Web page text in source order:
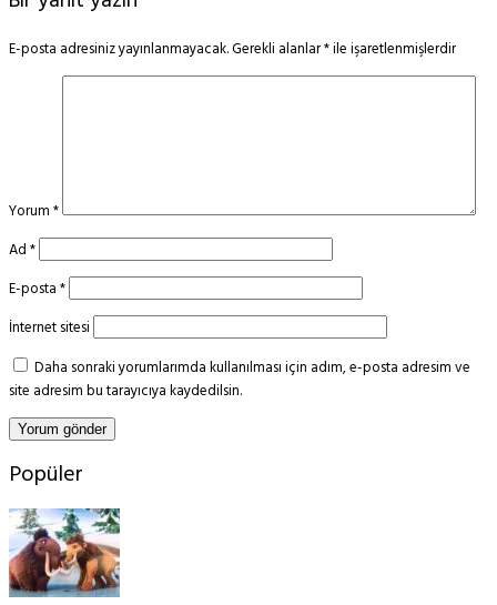
E-posta adresiniz yayınlanmayacak.Gerekli alanlar*ile işaretlenmişlerdir
Yorum*
Ad*
E-posta*
İnternet sitesi
Daha sonraki yorumlarımda kullanılması için adım, e-posta adresim ve
site adresim bu tarayıcıya kaydedilsin.
Popüler